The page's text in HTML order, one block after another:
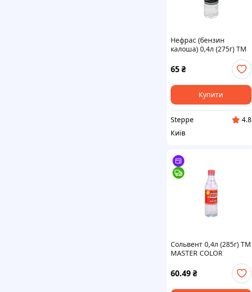
Нефрас (бензин
калоша) 0,4л (275г) ТМ
ЗАПОРОЖ АВТО БЫТ
ХИМ
65₴
Купити
Steppe
4.8
Київ
Сольвент 0,4л (285г) ТМ
MASTER COLOR
60.49₴